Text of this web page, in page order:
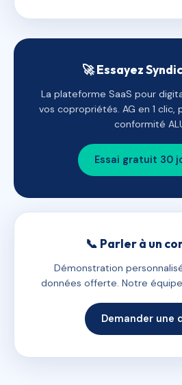
🚀 Essayez
La plateforme SaaS pour
vos copropriétés. AG en 1 clic,
conformité
Essai gratuit 30
📞 Parler à un
Démonstration
données offerte. Notre
Demander une